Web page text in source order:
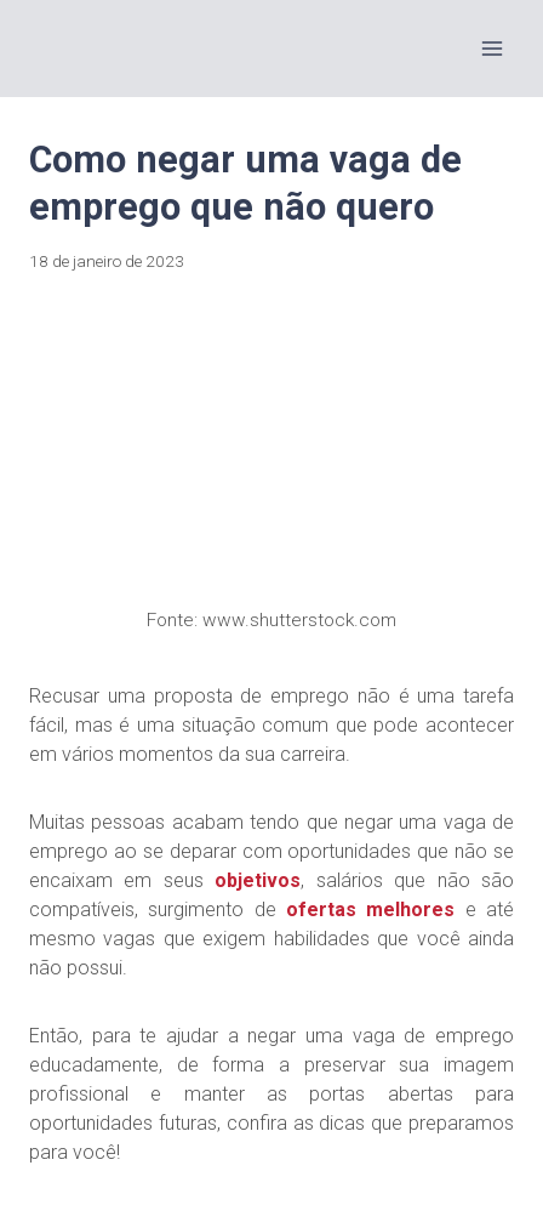
Como negar uma vaga de
emprego que não quero
18 de janeiro de 2023
Fonte: www.shutterstock.com
Recusar uma proposta de emprego não é uma tarefa
fácil, mas é uma situação comum que pode acontecer
em vários momentos da sua carreira.
Muitas pessoas acabam tendo que negar uma vaga de
emprego ao se deparar com oportunidades que não se
encaixam em seus objetivos, salários que não são
compatíveis, surgimento de ofertas melhores e até
mesmo vagas que exigem habilidades que você ainda
não possui.
Então, para te ajudar a negar uma vaga de emprego
educadamente, de forma a preservar sua imagem
profissional e manter as portas abertas para
oportunidades futuras, confira as dicas que preparamos
para você!